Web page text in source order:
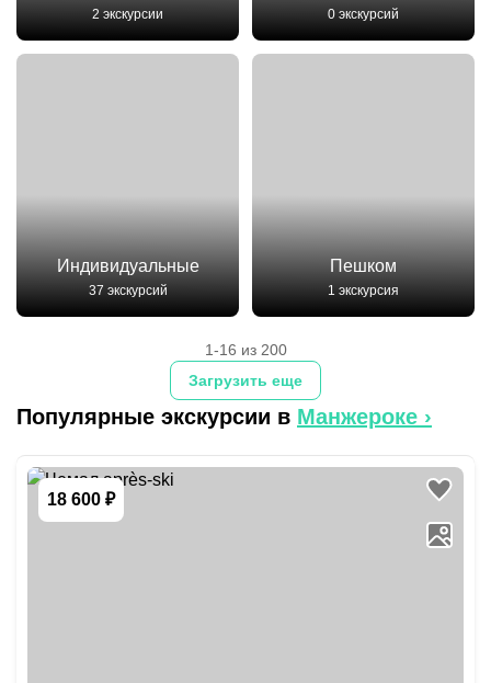
2 экскурсии 0 экскурсий
Индивидуальные
37 экскурсий
Пешком
1 экскурсия
Загрузить еще
1-16 из 200
Популярные экскурсии в Манжероке ›
18 600 ₽